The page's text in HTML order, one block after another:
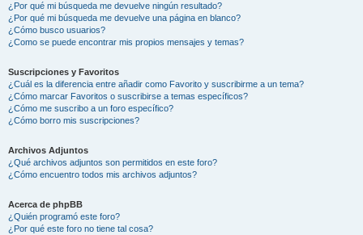
¿Por qué mi búsqueda me devuelve ningún resultado?
¿Por qué mi búsqueda me devuelve una página en blanco?
¿Cómo busco usuarios?
¿Como se puede encontrar mis propios mensajes y temas?
Suscripciones y Favoritos
¿Cuál es la diferencia entre añadir como Favorito y suscribirme a un tema?
¿Cómo marcar Favoritos o suscribirse a temas específicos?
¿Cómo me suscribo a un foro específico?
¿Cómo borro mis suscripciones?
Archivos Adjuntos
¿Qué archivos adjuntos son permitidos en este foro?
¿Cómo encuentro todos mis archivos adjuntos?
Acerca de phpBB
¿Quién programó este foro?
¿Por qué este foro no tiene tal cosa?